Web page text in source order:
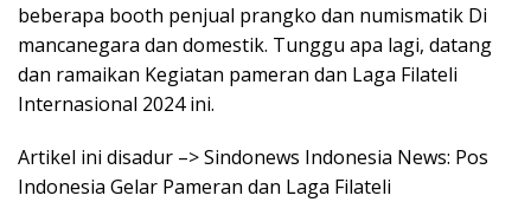
beberapa booth penjual prangko dan numismatik Di
mancanegara dan domestik. Tunggu apa lagi, datang
dan ramaikan Kegiatan pameran dan Laga Filateli
Internasional 2024 ini.
Artikel ini disadur –> Sindonews Indonesia News: Pos
Indonesia Gelar Pameran dan Laga Filateli